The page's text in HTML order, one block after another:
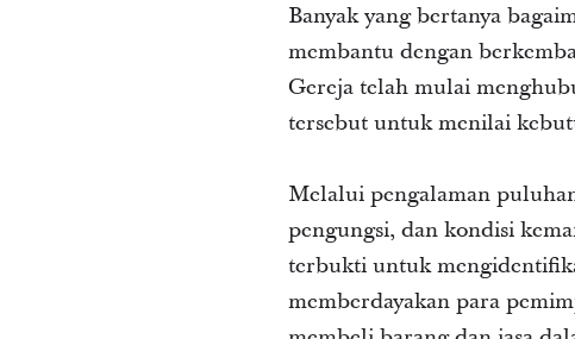
Banyak yang bertanya
membantu dengan
Gereja telah mulai
tersebut untuk menilai
Melalui pengalaman
pengungsi, dan kondisi
terbukti untuk
memberdayakan para